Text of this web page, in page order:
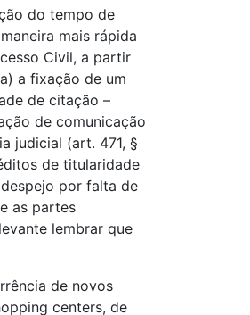
do tempo de
mais rápida
Civil, a partir
a fixação de um
de citação –
de comunicação
judicial (art. 471, §
de titularidade
por falta de
as partes
lembrar que
de novos
centers, de